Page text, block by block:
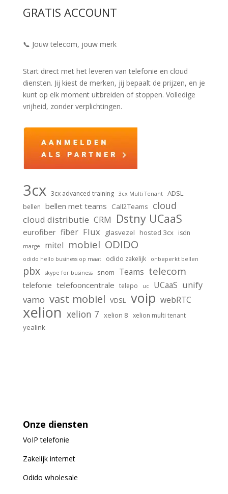
GRATIS ACCOUNT
📞 Jouw telecom, jouw merk
Start direct met het leveren van telefonie en cloud
diensten. Jij kiest de merken, jij bepaalt de prijzen, en je
kunt op elk moment uitbreiden of stoppen. Volledige
vrijheid, zonder verplichtingen.
3cx 3cx advanced training 3cx Multi Tenant ADSL
bellen bellen met teams Call2Teams cloud
cloud distributie CRM Dstny UCaaS
eurofiber fiber Flux glasvezel hosted 3cx isdn
marge mitel mobiel ODIDO
odido hello business op maat odido zakelijk onbeperkt bellen
pbx skype for business snom Teams telecom
telefonie telefooncentrale telepo uc UCaaS unify
vamo vast mobiel VDSL voip webRTC
xelion xelion 7 xelion 8 xelion multi tenant
yealink
Onze diensten
VoIPtelefonie
Zakelijk internet
Odido wholesale